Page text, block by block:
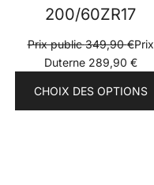
200/60ZR17
Prix public349,90€Prix
Duterne 289,90 €
CHOIX DES OPTIONS